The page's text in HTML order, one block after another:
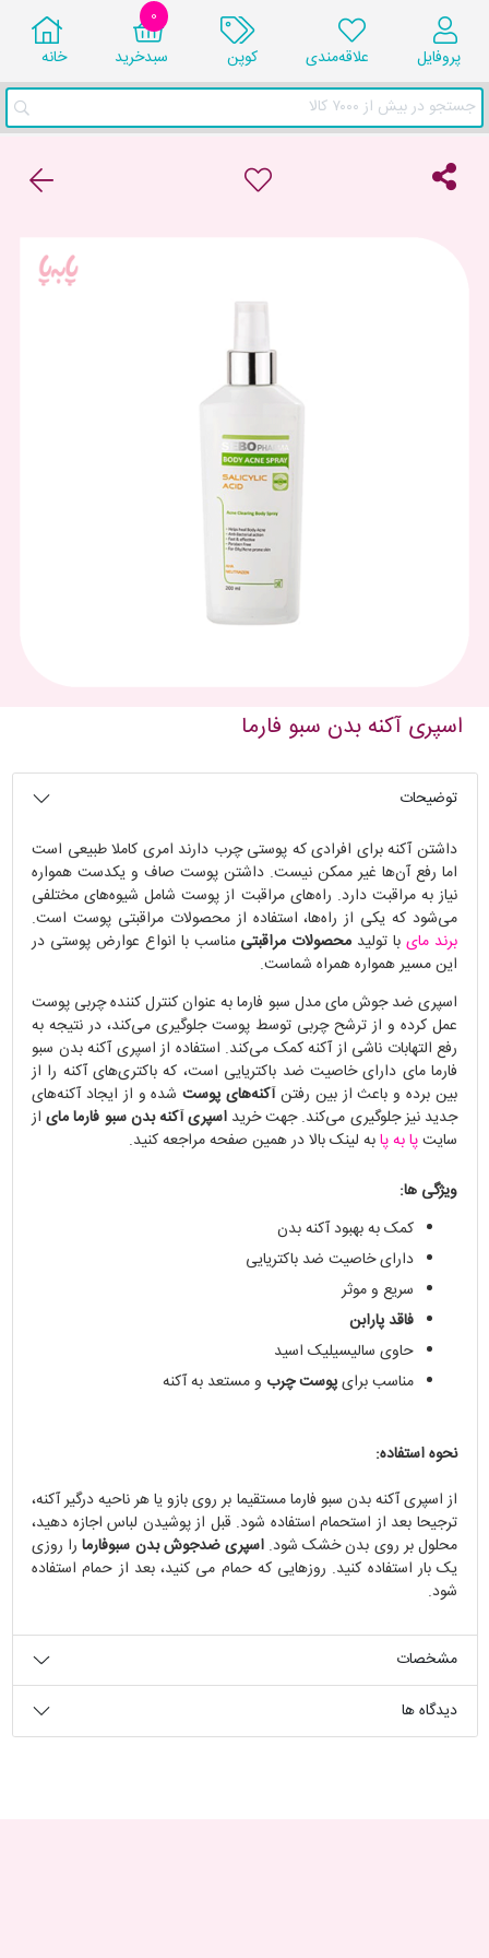
پروفایل علاقه‌مندی کوپن
0
سبد‌خرید
خانه
جستجو در بیش از ۷۰۰۰ کالا
اسپری آکنه بدن سبو فارما
توضیحات
داشتن آکنه برای افرادی که پوستی چرب دارند امری کاملا طبیعی است
اما رفع آن‌ها غیر ممکن نیست. داشتن پوست صاف و یکدست همواره
نیاز به مراقبت دارد. راه‌های مراقبت از پوست شامل شیوه‌های مختلفی
می‌شود که یکی از راه‌ها، استفاده از محصولات مراقبتی پوست است.
برند مای با تولید محصولات مراقبتیمناسب با انواع عوارض پوستی در
این مسیر همواره همراه شماست.
اسپری ضد جوش مای مدل سبو فارما به عنوان کنترل کننده چربی پوست
عمل کرده و از ترشح چربی توسط پوست جلوگیری می‌کند، در نتیجه به
رفع التهابات ناشی از آکنه کمک می‌کند. استفاده از اسپری آکنه بدن سبو
فارما مای دارای خاصیت ضد باکتریایی است، که باکتری‌های آکنه را از
بین برده و باعث از بین رفتنآکنه‌های پوست شده و از ایجاد آکنه‌های
جدید نیز جلوگیری می‌کند. جهت خرید اسپری آکنه بدن سبو فارما مای از
سایتپا به پابه لینک بالا در همین صفحه مراجعه کنید.
ویژگی ها:
کمک به بهبود آکنه بدن
دارای خاصیت ضد باکتریایی
سریع و موثر
فاقد پارابن
حاوی سالیسیلیک اسید
مناسب برایپوست چرب و مستعد به آکنه
نحوه استفاده:
از اسپری آکنه بدن سبو فارما مستقیما بر روی بازو یا هر ناحیه درگیر آکنه،
ترجیحا بعد از استحمام استفاده شود. قبل از پوشیدن لباس اجازه دهید،
محلول بر روی بدن خشک شود.اسپری ضدجوش بدن سبوفارما را روزی
یک بار استفاده کنید. روزهایی که حمام می کنید، بعد از حمام استفاده
شود.
مشخصات
دیدگاه ها